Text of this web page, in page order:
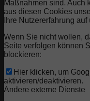
Maßnahmen sind. Auch
aus diesen Cookies
Ihre Nutzererfahrung
Wenn Sie nicht wollen,
Seite verfolgen können
blockieren:
Hier klicken, um
aktivieren/deaktivieren.
Andere externe Dienste